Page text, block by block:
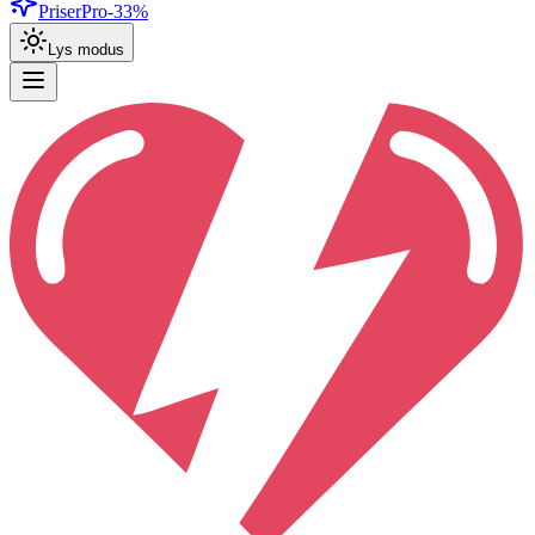
PriserPro-33%
Lys modus